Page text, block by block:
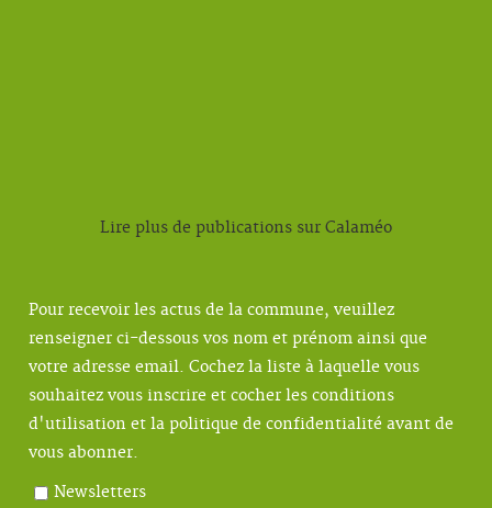
Lire plus de publications sur Calaméo
Pour recevoir les actus de la commune, veuillez
renseigner ci-dessous vos nom et prénom ainsi que
votre adresse email. Cochez la liste à laquelle vous
souhaitez vous inscrire et cocher les conditions
d'utilisation et la politique de confidentialité avant de
vous abonner.
Newsletters